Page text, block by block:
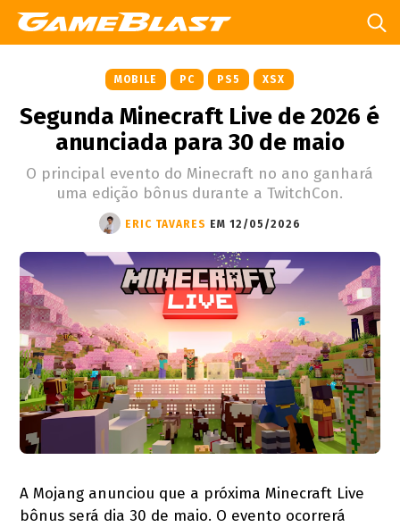
MOBILE PC PS5 XSX
Segunda Minecraft Live de 2026 é
anunciada para 30 de maio
O principal evento do Minecraft no ano ganhará
uma edição bônus durante a TwitchCon.
ERIC TAVARES EM 12/05/2026
A Mojang anunciou que a próxima Minecraft Live
bônus será dia 30 de maio. O evento ocorrerá